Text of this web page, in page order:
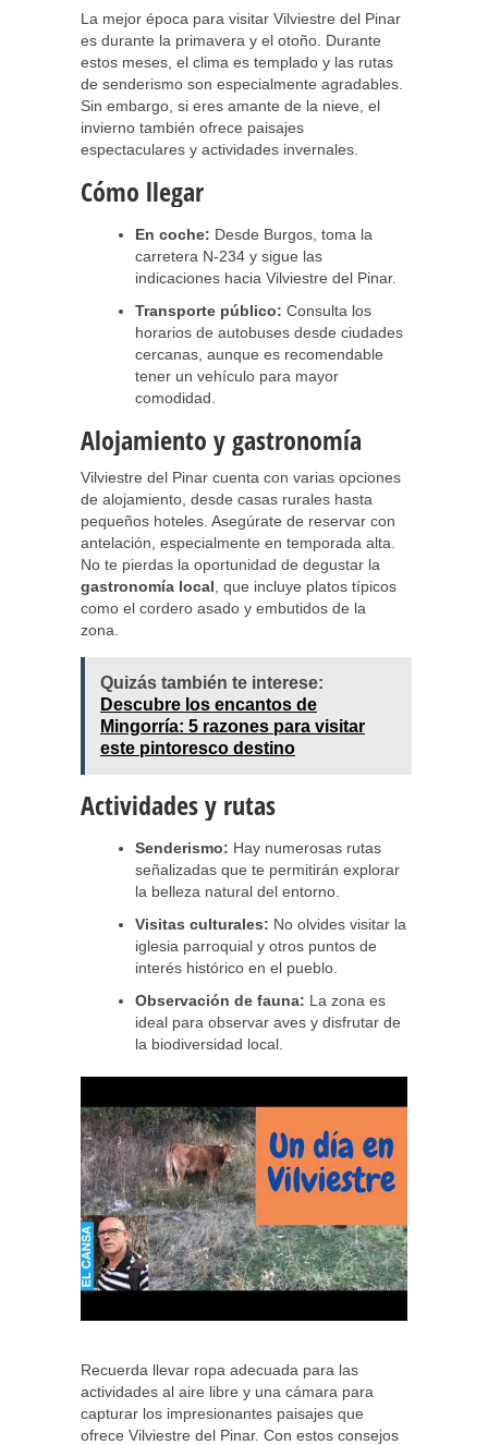
La mejor época para visitar Vilviestre del Pinar
es durante la primavera y el otoño. Durante
estos meses, el clima es templado y las rutas
de senderismo son especialmente agradables.
Sin embargo, si eres amante de la nieve, el
invierno también ofrece paisajes
espectaculares y actividades invernales.
Cómo llegar
En coche: Desde Burgos, toma la
carretera N-234 y sigue las
indicaciones hacia Vilviestre del Pinar.
Transporte público: Consulta los
horarios de autobuses desde ciudades
cercanas, aunque es recomendable
tener un vehículo para mayor
comodidad.
Alojamiento y gastronomía
Vilviestre del Pinar cuenta con varias opciones
de alojamiento, desde casas rurales hasta
pequeños hoteles. Asegúrate de reservar con
antelación, especialmente en temporada alta.
No te pierdas la oportunidad de degustar la
gastronomía local , que incluye platos típicos
como el cordero asado y embutidos de la
zona.
Quizás también te interese:
Descubre los encantos de
Mingorría: 5 razones para visitar
este pintoresco destino
Actividades y rutas
Senderismo: Hay numerosas rutas
señalizadas que te permitirán explorar
la belleza natural del entorno.
Visitas culturales: No olvides visitar la
iglesia parroquial y otros puntos de
interés histórico en el pueblo.
Observación de fauna: La zona es
ideal para observar aves y disfrutar de
la biodiversidad local.
Recuerda llevar ropa adecuada para las
actividades al aire libre y una cámara para
capturar los impresionantes paisajes que
ofrece Vilviestre del Pinar. Con estos consejos